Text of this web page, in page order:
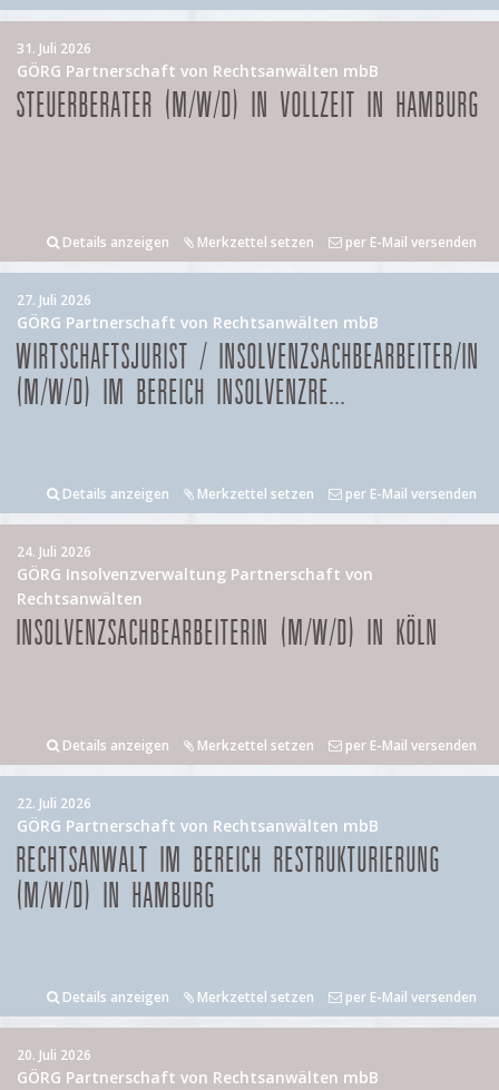
31. Juli 2026
GÖRG Partnerschaft von Rechtsanwälten mbB
STEUERBERATER (M/W/D) IN VOLLZEIT IN HAMBURG
Details anzeigen Merkzettel setzen per E-Mail versenden
27. Juli 2026
GÖRG Partnerschaft von Rechtsanwälten mbB
WIRTSCHAFTSJURIST / INSOLVENZSACHBEARBEITER/IN
(M/W/D) IM BEREICH INSOLVENZRE...
Details anzeigen Merkzettel setzen per E-Mail versenden
24. Juli 2026
GÖRG Insolvenzverwaltung Partnerschaft von
Rechtsanwälten
INSOLVENZSACHBEARBEITERIN (M/W/D) IN KÖLN
Details anzeigen Merkzettel setzen per E-Mail versenden
22. Juli 2026
GÖRG Partnerschaft von Rechtsanwälten mbB
RECHTSANWALT IM BEREICH RESTRUKTURIERUNG
(M/W/D) IN HAMBURG
Details anzeigen Merkzettel setzen per E-Mail versenden
20. Juli 2026
GÖRG Partnerschaft von Rechtsanwälten mbB